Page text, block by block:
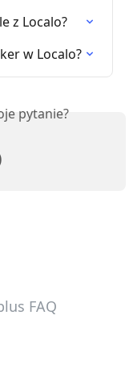
z Localo?
w Localo?
pytanie?